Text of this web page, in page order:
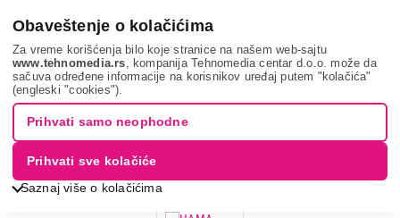
Obaveštenje o kolačićima
Za vreme korišćenja bilo koje stranice na našem web-sajtu
www.tehnomedia.rs , kompanija Tehnomedia centar d.o.o. može da
sačuva određene informacije na korisnikov uređaj putem "kolačića"
(engleski "cookies").
Saznaj više o kolačićima
Prihvati samo neophodne
Prihvati sve kolačiće
It & gaming Elektro zaštita i napajanja
Produžni kablovi
Hama 171603-6ut...